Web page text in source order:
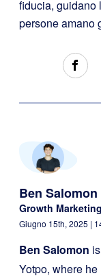
fiducia, guidano
persone amano
Ben Salomon
Growth
Giugno 15th, 2025 |
Ben Salomon
Yotpo, where